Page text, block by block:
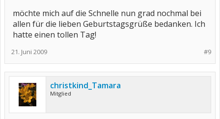
möchte mich auf die Schnelle nun grad nochmal bei
allen für die lieben Geburtstagsgrüße bedanken. Ich
hatte einen tollen Tag!
#9
21. Juni 2009
christkind_Tamara
Mitglied